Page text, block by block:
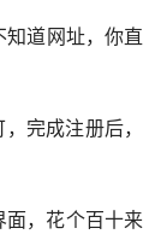
知道网址，你直
完成注册后，
面，花个百十来